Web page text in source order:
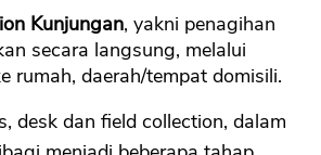
Kunjungan, yakni penagihan
secara langsung, melalui
rumah, daerah/tempat domisili.
desk dan field collection, dalam